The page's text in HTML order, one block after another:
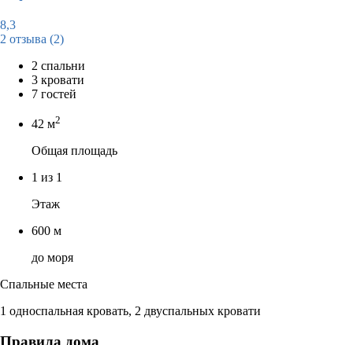
8,3
2 отзыва (2)
2 спальни
3 кровати
7 гостей
42 м2
Общая площадь
1 из 1
Этаж
600 м
до моря
Спальные места
1 односпальная кровать, 2 двуспальных кровати
Правила дома